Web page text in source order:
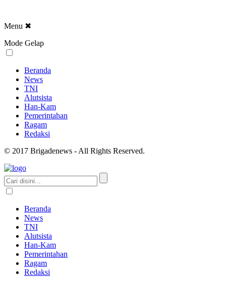
Menu ✖
Mode Gelap
Beranda
News
TNI
Alutsista
Han-Kam
Pemerintahan
Ragam
Redaksi
© 2017 Brigadenews - All Rights Reserved.
Beranda
News
TNI
Alutsista
Han-Kam
Pemerintahan
Ragam
Redaksi